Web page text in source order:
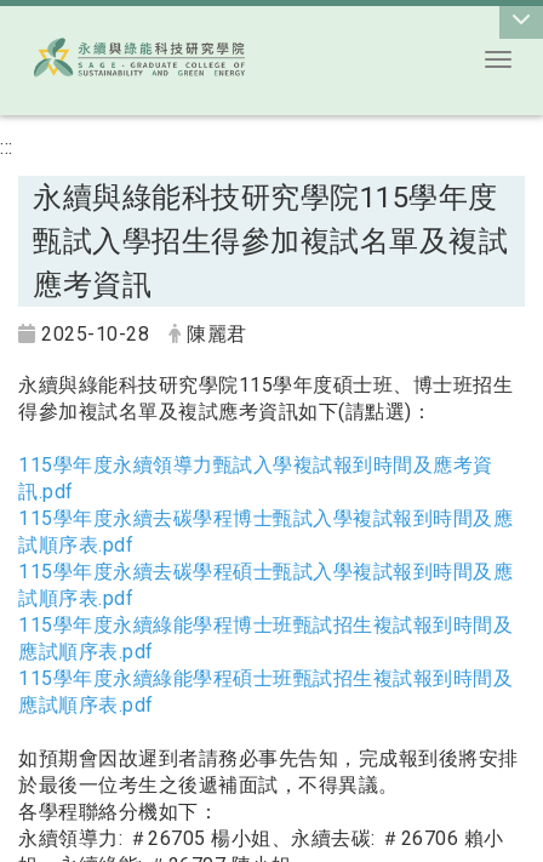
跳到主要內容
:::
永續與綠能科技研究學院115學年度
甄試入學招生得參加複試名單及複試
應考資訊
2025-10-28 陳麗君
永續與綠能科技研究學院115學年度碩士班、博士班招生
得參加複試名單及複試應考資訊如下(請點選)：
115學年度永續領導力甄試入學複試報到時間及應考資
訊.pdf
115學年度永續去碳學程博士甄試入學複試報到時間及應
試順序表.pdf
115學年度永續去碳學程碩士甄試入學複試報到時間及應
試順序表.pdf
115學年度永續綠能學程博士班甄試招生複試報到時間及
應試順序表.pdf
115學年度永續綠能學程碩士班甄試招生複試報到時間及
應試順序表.pdf
如預期會因故遲到者請務必事先告知，完成報到後將安排
於最後一位考生之後遞補面試，不得異議。
各學程聯絡分機如下：
永續領導力: ＃26705 楊小姐、永續去碳: ＃26706 賴小